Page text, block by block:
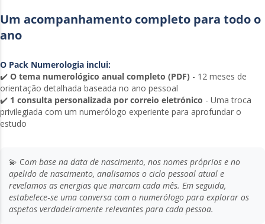
Um acompanhamento completo para todo o
ano
O Pack Numerologia inclui:
✔️ O tema numerológico anual completo (PDF) - 12 meses de
orientação detalhada baseada no ano pessoal
✔️ 1 consulta personalizada por correio eletrónico - Uma troca
privilegiada com um numerólogo experiente para aprofundar o
estudo
💫 Com base na data de nascimento, nos nomes próprios e no
apelido de nascimento, analisamos o ciclo pessoal atual e
revelamos as energias que marcam cada mês. Em seguida,
estabelece‑se uma conversa com o numerólogo para explorar os
aspetos verdadeiramente relevantes para cada pessoa.